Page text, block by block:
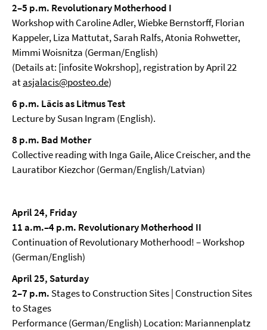
2–5 p.m. Revolutionary Motherhood I
Workshop with Caroline Adler, Wiebke Bernstorff, Florian
Kappeler, Liza Mattutat, Sarah Ralfs, Atonia Rohwetter,
Mimmi Woisnitza (German/English)
(Details at: [infosite Wokrshop], registration by April 22
atasjalacis@posteo.de)
6 p.m. Lācis as Litmus Test
Lecture by Susan Ingram (English).
8 p.m. Bad Mother
Collective reading with Inga Gaile, Alice Creischer, and the
Lauratibor Kiezchor (German/English/Latvian)
April 24, Friday
11 a.m.–4 p.m. Revolutionary Motherhood II
Continuation of Revolutionary Motherhood! – Workshop
(German/English)
April 25, Saturday
2–7 p.m. Stages to Construction Sites | Construction Sites
to Stages
Performance (German/English) Location: Mariannenplatz